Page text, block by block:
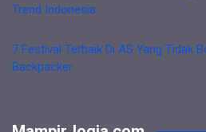
Trend Indonesia
7 Festival Terbaik Di AS Yang Tidak
Backpacker